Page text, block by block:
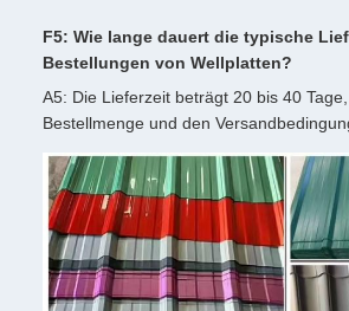
F5: Wie lange dauert die typische
Bestellungen von Wellplatten?
A5: Die Lieferzeit beträgt 20 bis 40
Bestellmenge und den